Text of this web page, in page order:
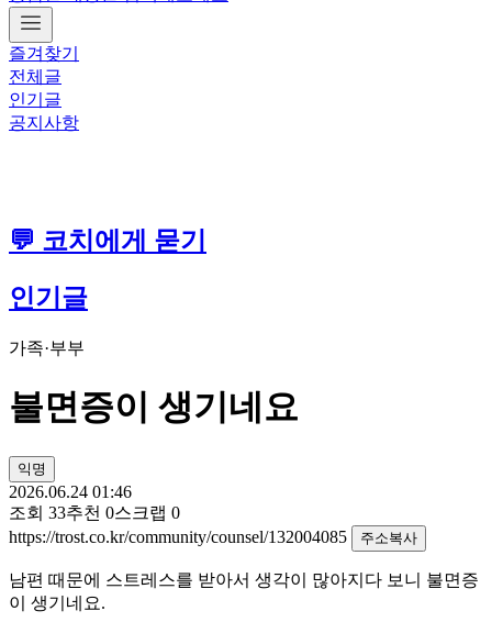
즐겨찾기
전체글
인기글
공지사항
💬 코치에게 묻기
인기글
가족·부부
불면증이 생기네요
익명
2026.06.24 01:46
조회 33추천 0스크랩 0
https://trost.co.kr/community/counsel/132004085
주소복사
남편 때문에 스트레스를 받아서 생각이 많아지다 보니 불면증
이 생기네요.